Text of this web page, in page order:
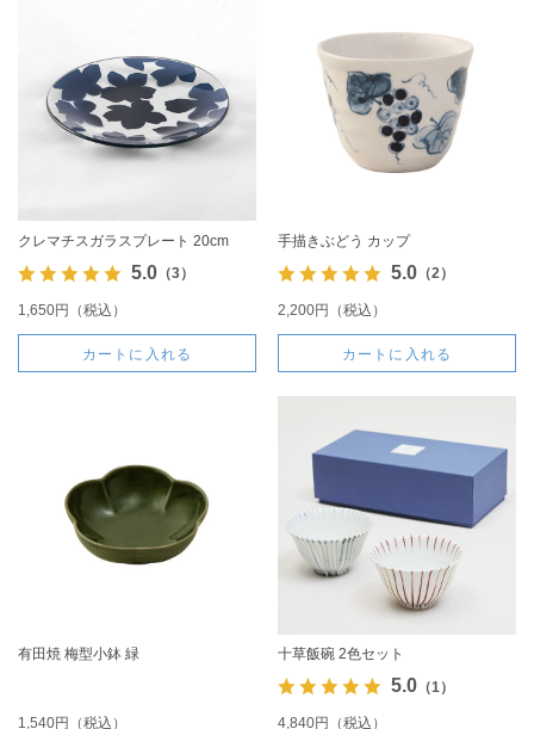
クレマチスガラスプレート 20cm
5.0（3）
1,650円（税込）
カートに入れる
手描きぶどう カップ
5.0（2）
2,200円（税込）
カートに入れる
有田焼 梅型小鉢 緑
1,540円（税込）
十草飯碗 2色セット
5.0（1）
4,840円（税込）